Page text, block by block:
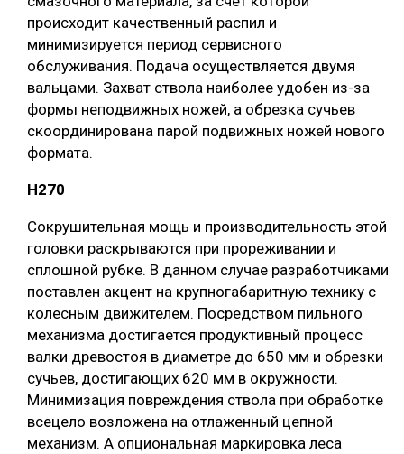
происходит качественный распил и
минимизируется период сервисного
обслуживания. Подача осуществляется двумя
вальцами. Захват ствола наиболее удобен из-за
формы неподвижных ножей, а обрезка сучьев
скоординирована парой подвижных ножей нового
формата.
H270
Сокрушительная мощь и производительность этой
головки раскрываются при прореживании и
сплошной рубке. В данном случае разработчиками
поставлен акцент на крупногабаритную технику с
колесным движителем. Посредством пильного
механизма достигается продуктивный процесс
валки древостоя в диаметре до 650 мм и обрезки
сучьев, достигающих 620 мм в окружности.
Минимизация повреждения ствола при обработке
всецело возложена на отлаженный цепной
механизм. А опциональная маркировка леса